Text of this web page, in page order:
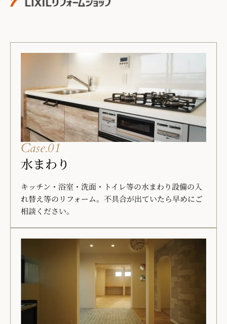
Case.01
水まわり
キッチン・浴室・洗面・トイレ等の水まわり設備の入
れ替え等のリフォーム。不具合が出ていたら早めにご
相談ください。